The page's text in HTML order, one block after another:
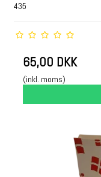
435
65,00 DKK
(inkl. moms)